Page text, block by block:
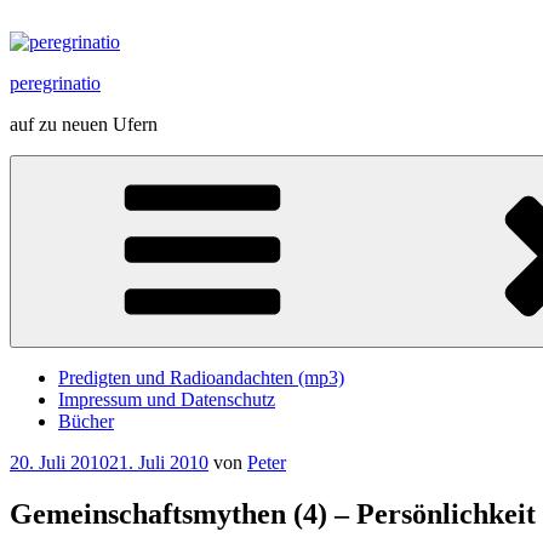
Inhalt
peregrinatio
auf zu neuen Ufern
Predigten und Radioandachten (mp3)
Impressum und Datenschutz
Bücher
Veröffentlicht
20. Juli 201021. Juli 2010 von Peter
Gemeinschaftsmythen (4) – Persönlichkeit